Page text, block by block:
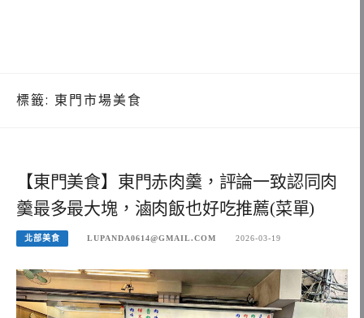
標籤: 東門市場美食
【東門美食】東門赤肉羹，評論一致認同肉
羹最多最大塊，滷肉飯也好吃推薦(菜單)
北部美食 LUPANDA0614@GMAIL.COM 2026-03-19